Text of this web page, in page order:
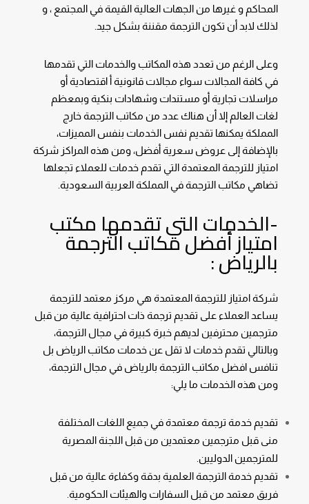
المحاكم و غيرها من الجهات العالية القيمة في المجتمع ، و
لذلك لابد أن تكون الترجمة مقننة بشكل جيد.
وعلى الرغم من تعدد هذه المكاتب والخدمات التي تقدمها
في كافة المجالات سواء مجالات قانونية أ اقتصادية أو
مراسلات تجارية أو مستندات وشهادات بنكية وبمعظم
لغات العالم إلا أن هناك عدد من مكاتب الترجمة خارج
المملكة يمكنها تقديم نفس الخدمات بنفس المميزات،
بالإضافة إلى عروض سعرية أفضل، ومن هذه المراكز شركة
امتياز للترجمة المعتمدة التي تقدم خدمات للعملاء تجعلها
تضاهي مكاتب الترجمة في المملكة العربية السعودية.
-الخدمات التي تقدمها مكتب
امتياز أفضل مكاتب الترجمة
بالرياض :
شركة امتياز للترجمة المعتمدة هي مركز معتمد للترجمة
يساعد العملاء على تقديم ترجمة ذات احترافية عالية من قبل
مترجمين محترفين لديهم خبرة كبيرة في مجال الترجمة،
وبالتالي تقدم خدمات لا تقل عن خدمات مكاتب الرياض بل
تنافس افضل مكاتب الترجمة بالرياض في مجال الترجمة،
ومن هذه الخدمات ما يلي:
تقديم خدمة ترجمة معتمدةفي جميع اللغات المختلفة
منى قبل مترجمين معتمدين من قبل اللجنة المصرية
للمترجمين الدوليين.
تقديم خدمةالترجمة العلميةبدقة وكفاءة عالية من قبل
فريق معتمد من قبل السفارات والهيئات الحكومية.